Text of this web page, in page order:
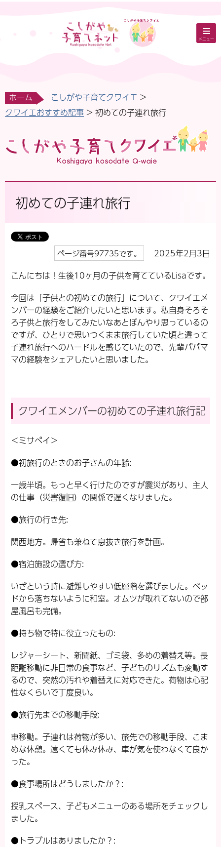
メニュー
ホーム
こしがや子育てクワイエ
クワイエおすすめ記事
初めての子連れ旅行
初めての子連れ旅行
ページ番号97735です。
2025年2月3日
こんにちは！生後10ヶ月の子供を育てているLisaです。
今回は「子供との初めての旅行」について、クワイエメ
ンバーの経験をご紹介したいと思います。私自身そろそ
ろ子供と旅行をしてみたいなあとぼんやり思っているの
ですが、ひとりで思いつくまま旅行していた頃と違って
子連れ旅行へのハードルを感じていたので、先輩パパマ
マの経験をシェアしたいと思いました。
クワイエメンバーの初めての子連れ旅行記
＜ミサペイ＞
●初旅行のときのお子さんの年齢:
一歳半頃。もっと早く行けたのですが震災があり、主人
の仕事（災害復旧）の関係で遅くなりました。
●旅行の行き先:
関西地方。帰省も兼ねて息抜き旅行を計画。
●宿泊施設の選び方:
いざという時に避難しやすい低層階を選びました。ベッ
ドから落ちないように和室。オムツが取れてないので部
屋風呂も完備。
●持ち物で特に役立ったもの:
レジャーシート、新聞紙、ゴミ袋、多めの着替え等。長
距離移動に非日常の食事など、子どものリズムも変動す
るので、突然の汚れや着替えに対応できた。荷物は心配
性なくらいで丁度良い。
●旅行先までの移動手段:
車移動。子連れは荷物が多い、旅先での移動手段、こま
めな休憩。遠くても休み休み、車が気を使わなくて良か
った。
●食事場所はどうしましたか？:
授乳スペース、子どもメニューのある場所をチェックし
ました。
●トラブルはありましたか？: